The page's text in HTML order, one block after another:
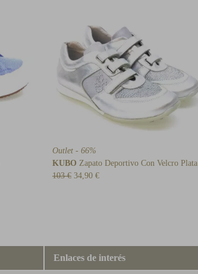
Outlet - 66%
KUBO Zapato Deportivo Con Velcro Plata
103 € 34,90 €
Enlaces de interés